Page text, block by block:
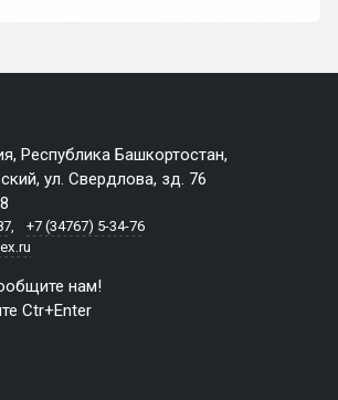
Республика Башкортостан,
ул. Свердлова, зд. 76
,
+7 (34767) 5-34-76
нам!
Ctr+Enter